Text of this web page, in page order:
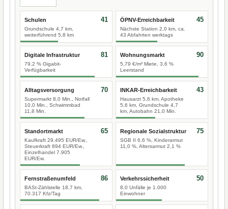
Schulen
Grundschule 4,7 km,
weiterführend 5,8 km
41 ÖPNV-Erreichbarkeit
Nächste Station 2,0 km, ca.
43 Abfahrten werktags
45
Digitale Infrastruktur
79,2 % Gigabit-
Verfügbarkeit
81 Wohnungsmarkt
5,79 €/m² Miete, 3,6 %
Leerstand
90
Alltagsversorgung
Supermarkt 8,0 Min., Notfall
10,0 Min., Schwimmbad
11,8 Min.
70 INKAR-Erreichbarkeit
Hausarzt 5,6 km, Apotheke
5,6 km, Grundschule 4,7
km, Autobahn 21,0 Min.
43
Standortmarkt
Kaufkraft 29.495 EUR/Ew.,
Steuerkraft 894 EUR/Ew.,
Einzelhandel 7.905
EUR/Ew.
65 Regionale Sozialstruktur
SGB II 6,6 %, Kinderarmut
11,0 %, Altersarmut 2,1 %
75
Fernstraßenumfeld
BASt-Zählstelle 18,7 km,
70.317 Kfz/Tag
86 Verkehrssicherheit
8,0 Unfälle je 1.000
Einwohner
50